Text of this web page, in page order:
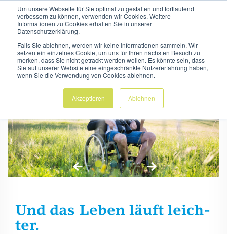
Um unsere Webseite für Sie optimal zu gestalten und fortlaufend
verbessern zu können, verwenden wir Cookies. Weitere
Informationen zu Cookies erhalten Sie in unserer
Datenschutzerklärung.
Falls Sie ablehnen, werden wir keine Informationen sammeln. Wir
setzen ein einzelnes Cookie, um uns für Ihren nächsten Besuch zu
merken, dass Sie nicht getrackt werden wollen. Es könnte sein, dass
Sie auf unserer Website eine eingeschränkte Nutzererfahrung haben,
wenn Sie die Verwendung von Cookies ablehnen.
Akzeptieren Ablehnen
1 2 3
Und das Leben läuft leich­
ter.